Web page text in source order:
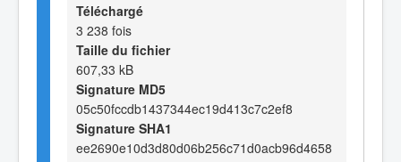
Téléchargé
3 238 fois
Taille du fichier
607,33 kB
Signature MD5
05c50fccdb1437344ec19d413c7c2ef8
Signature SHA1
ee2690e10d3d80d06b256c71d0acb96d4658